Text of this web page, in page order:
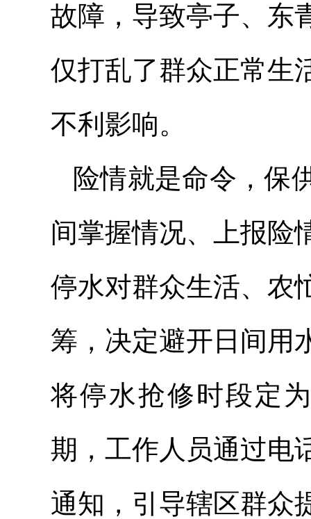
故障，导致亭子、东
仅打乱了群众正常生
不利影响。
险情就是命令，保
间掌握情况、上报险
停水对群众生活、农
筹，决定避开日间用
将停水抢修时段定
期，工作人员通过电
通知，引导辖区群众